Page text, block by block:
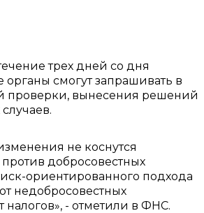
трех дней со дня
смогут запрашивать в
проверки, вынесения решений
не коснутся
добросовестных
ориентированного подхода
недобросовестных
- отметили в ФНС.